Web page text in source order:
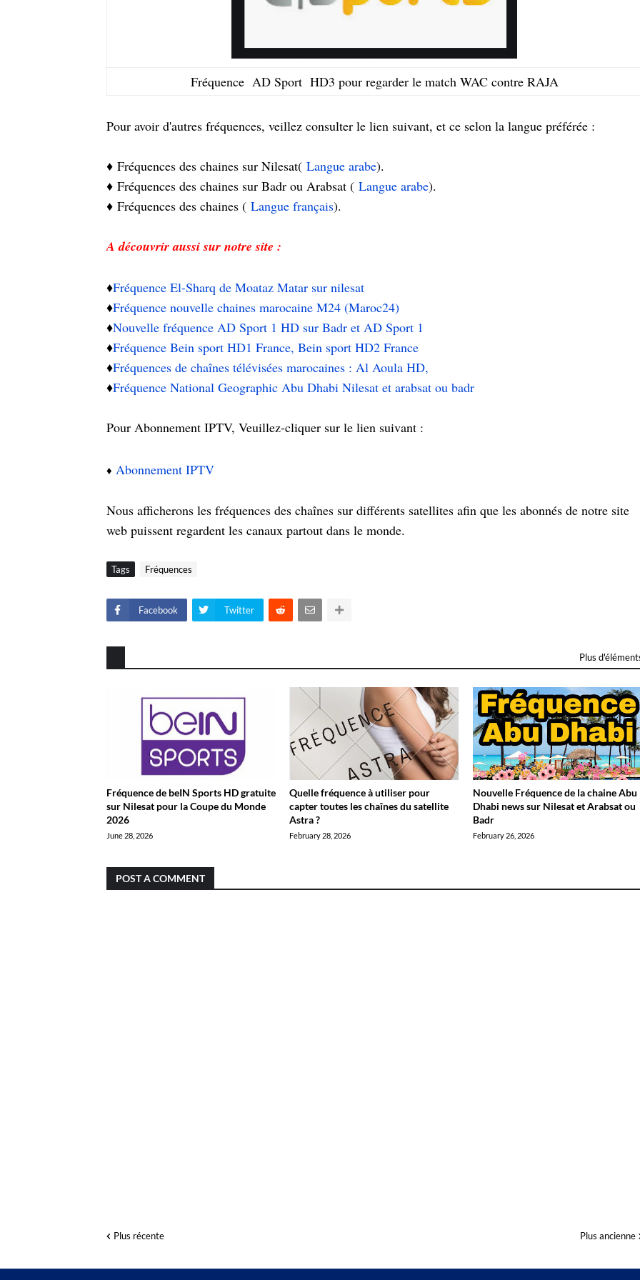
Fréquence AD Sport HD3 pour regarder le match WAC contre RAJA
Pour avoir d'autres fréquences, veillez consulter le lien suivant, et ce selon la langue préférée :
♦️Fréquences des chaines sur Nilesat( Langue arabe).
♦️Fréquences des chaines sur Badr ou Arabsat ( Langue arabe).
♦️Fréquences des chaines ( Langue français).
A découvrir aussi sur notre site :
♦️Fréquence El-Sharq de Moataz Matar sur nilesat
♦️Fréquence nouvelle chaines marocaine M24 (Maroc24)
♦️Nouvelle fréquence AD Sport 1 HD sur Badr et AD Sport 1
♦️Fréquence Bein sport HD1 France, Bein sport HD2 France
♦️Fréquences de chaînes télévisées marocaines : Al Aoula HD,
♦️Fréquence National Geographic Abu Dhabi Nilesat et arabsat ou badr
Pour Abonnement IPTV, Veuillez-cliquer sur le lien suivant :
♦️ Abonnement IPTV
Nous afficherons les fréquences des chaînes sur différents satellites afin que les abonnés de notre site
web puissent regardent les canaux partout dans le monde.
Tags Fréquences
Facebook Twitter
Plus
Fréquence de beIN Sports HD gratuite
sur Nilesat pour la Coupe du Monde
2026
June 28, 2026
Quelle fréquence à utiliser pour
capter toutes les chaînes du satellite
Astra ?
February 28, 2026
Nouvelle Fréquence de la chaine Abu
Dhabi news sur Nilesat et Arabsat ou
Badr
February 26, 2026
POST A COMMENT
Plus récente Plus ancienne